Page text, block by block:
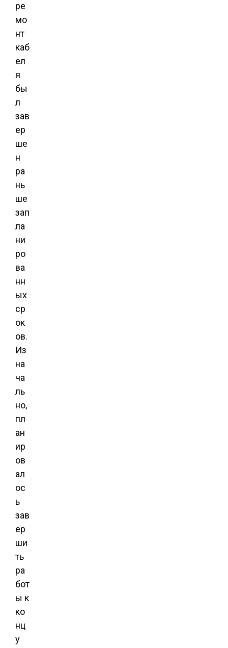
ре
мо
нт
каб
ел
я
бы
л
зав
ер
ше
н
ра
нь
ше
зап
ла
ни
ро
ва
нн
ых
ср
ок
ов.
Из
на
ча
ль
но,
пл
ан
ир
ов
ал
ос
ь
зав
ер
ши
ть
ра
бот
ы к
ко
нц
у